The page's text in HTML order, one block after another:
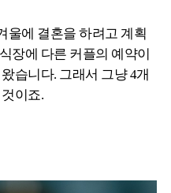
울에 결혼을 하려고 계획
장에 다른 커플의 예약이
습니다. 그래서 그냥 4개
이죠.